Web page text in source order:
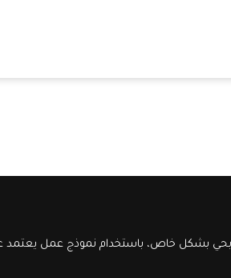
بشكل خاص، باستخدام نموذج عمل يعتمد